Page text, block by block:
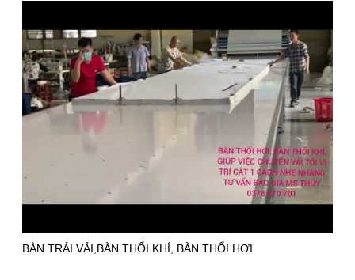
BÀN TRẢI VẢI,BÀN THỔI KHÍ, BÀN THỔI HƠI